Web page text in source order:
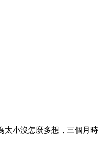
小沒怎麼多想，三個月